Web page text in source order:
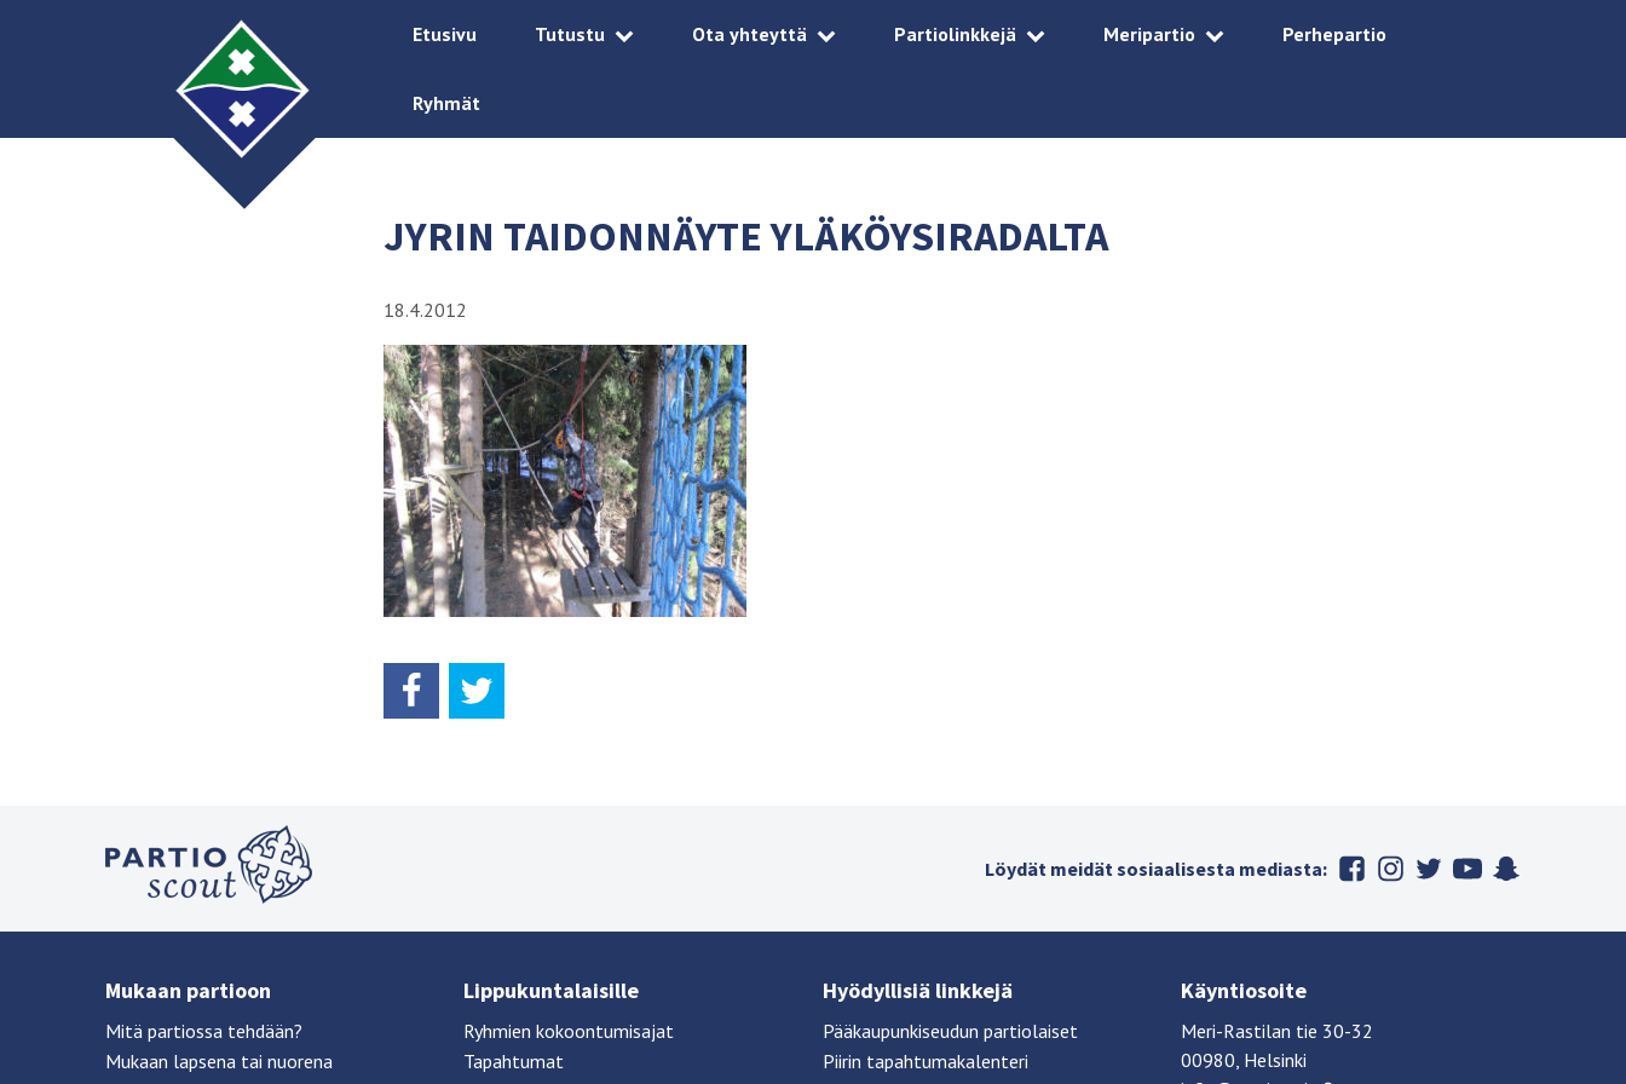
Etusivu Tutustu Ota yhteyttä Partiolinkkejä Meripartio Perhepartio
Ryhmät
JYRIN TAIDONNÄYTE YLÄKÖYSIRADALTA
18.4.2012
Löydät meidät sosiaalisesta mediasta:
Mukaan partioon
Mitä partiossa tehdään?
Mukaan lapsena tai nuorena
Lippukuntalaisille
Ryhmien kokoontumisajat
Tapahtumat
Hyödyllisiä linkkejä
Pääkaupunkiseudun partiolaiset
Piirin tapahtumakalenteri
Käyntiosoite
Meri-Rastilan tie 30-32
00980, Helsinki